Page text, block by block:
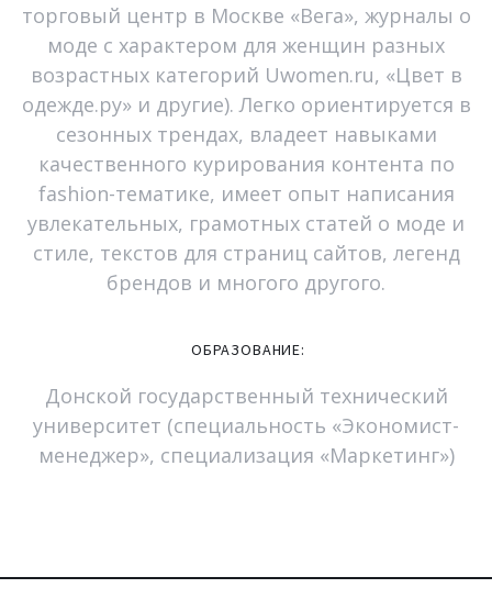
торговый центр в Москве «Вега», журналы о
моде с характером для женщин разных
возрастных категорий Uwomen.ru, «Цвет в
одежде.ру» и другие). Легко ориентируется в
сезонных трендах, владеет навыками
качественного курирования контента по
fashion-тематике, имеет опыт написания
увлекательных, грамотных статей о моде и
стиле, текстов для страниц сайтов, легенд
брендов и многого другого.
ОБРАЗОВАНИЕ:
Донской государственный технический
университет (специальность «Экономист-
менеджер», специализация «Маркетинг»)